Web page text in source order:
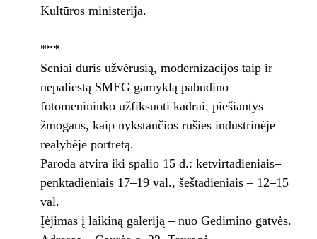
Kultūros ministerija.
***
Seniai duris užvėrusią, modernizacijos taip ir
nepaliestą SMEG gamyklą pabudino
fotomenininko užfiksuoti kadrai, piešiantys
žmogaus, kaip nykstančios rūšies industrinėje
realybėje portretą.
Paroda atvira iki spalio 15 d.: ketvirtadieniais–
penktadieniais 17–19 val., šeštadieniais – 12–15
val.
Įėjimas į laikiną galeriją – nuo Gedimino gatvės.